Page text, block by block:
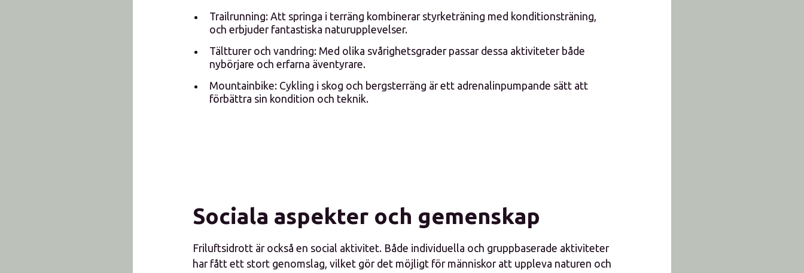
Trailrunning: Att springa i terräng kombinerar styrketräning med konditionsträning,
och erbjuder fantastiska naturupplevelser.
Tältturer och vandring: Med olika svårighetsgrader passar dessa aktiviteter både
nybörjare och erfarna äventyrare.
Mountainbike: Cykling i skog och bergsterräng är ett adrenalinpumpande sätt att
förbättra sin kondition och teknik.
Sociala aspekter och gemenskap
Friluftsidrott är också en social aktivitet. Både individuella och gruppbaserade aktiviteter
har fått ett stort genomslag, vilket gör det möjligt för människor att uppleva naturen och